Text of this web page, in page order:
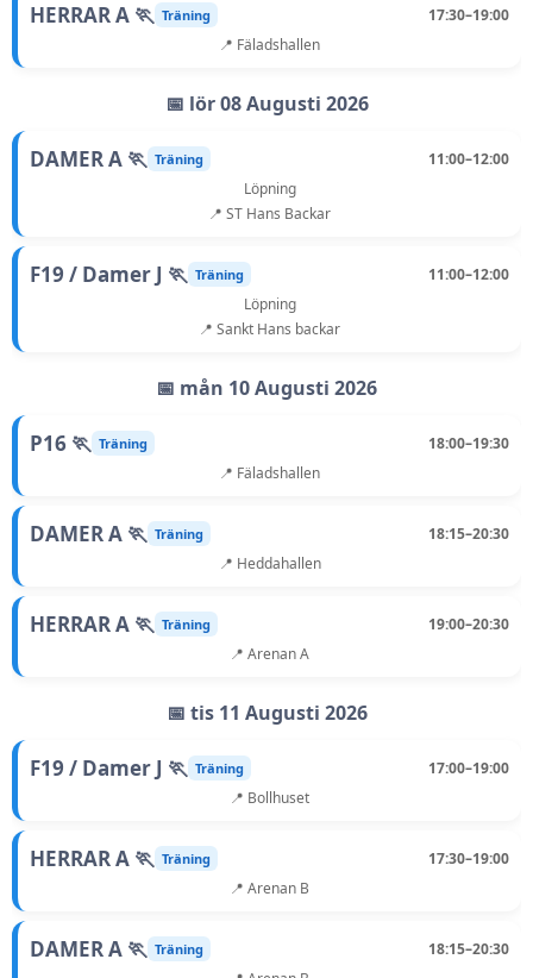
HERRAR A 🏃 Träning
17:30–19:00
📍 Fäladshallen
📅 lör 08 Augusti 2026
DAMER A 🏃 Träning
11:00–12:00
Löpning
📍 ST Hans Backar
F19 / Damer J 🏃 Träning
11:00–12:00
Löpning
📍 Sankt Hans backar
📅 mån 10 Augusti 2026
P16 🏃 Träning
18:00–19:30
📍 Fäladshallen
DAMER A 🏃 Träning
18:15–20:30
📍 Heddahallen
HERRAR A 🏃 Träning
19:00–20:30
📍 Arenan A
📅 tis 11 Augusti 2026
F19 / Damer J 🏃 Träning
17:00–19:00
📍 Bollhuset
HERRAR A 🏃 Träning
17:30–19:00
📍 Arenan B
DAMER A 🏃 Träning
18:15–20:30